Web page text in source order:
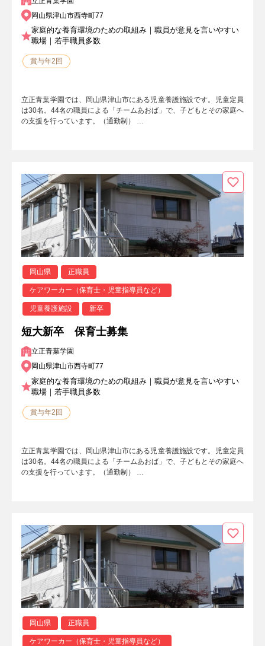
岡山県津山市西寺町77
家庭的な養育環境のための取組み｜職員が意見を言いやすい
職場｜若手職員多数
賞与年2回
立正青葉学園では、岡山県津山市にある児童養護施設です。児童定員
は30名。44名の職員による「チームあおば」で、子どもとその家庭へ
の支援を行っています。（通勤制） …
岡山県 正職員
ケアワーカー（保育士・児童指導員など）
児童養護施設 新卒
短大新卒 保育士募集
立正青葉学園
岡山県津山市西寺町77
家庭的な養育環境のための取組み｜職員が意見を言いやすい
職場｜若手職員多数
賞与年2回
立正青葉学園では、岡山県津山市にある児童養護施設です。児童定員
は30名。44名の職員による「チームあおば」で、子どもとその家庭へ
の支援を行っています。（通勤制） …
岡山県 正職員
ケアワーカー（保育士・児童指導員など）